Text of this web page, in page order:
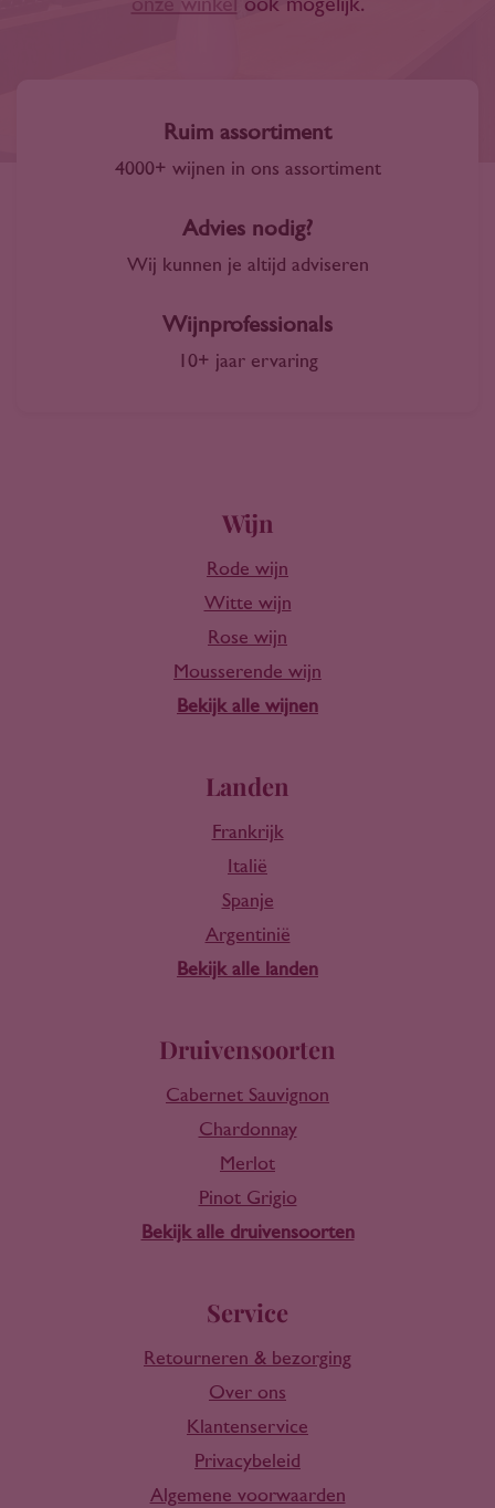
onze winkel
ook mogelijk.
Ruim assortiment
4000+ wijnen in ons assortiment
Advies nodig?
Wij kunnen je altijd adviseren
Wijnprofessionals
10+ jaar ervaring
Wijn
Rode wijn
Witte wijn
Rose wijn
Mousserende wijn
Bekijk alle wijnen
Landen
Frankrijk
Italië
Spanje
Argentinië
Bekijk alle landen
Druivensoorten
Cabernet Sauvignon
Chardonnay
Merlot
Pinot Grigio
Bekijk alle druivensoorten
Service
Retourneren & bezorging
Over ons
Klantenservice
Privacybeleid
Algemene voorwaarden